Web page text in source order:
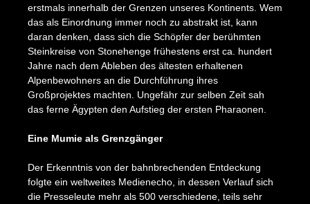
erstmals innerhalb der Grenzen unseres Kontinents. Wem
das als Einordnung immer noch zu abstrakt ist, kann
daran denken, dass sich die Schöpfer der berühmten
Steinkreise von Stonehenge frühestens erst ca. hundert
Jahre nach dem Ableben des ältesten erhaltenen
Alpenbewohners an die Durchführung ihres
Großprojektes machten. Ungefähr zur selben Zeit sah
das ferne Ägypten den Aufstieg der ersten Pharaonen.
Eine Mumie als Grenzgänger
Der Erkenntnis von der bahnbrechenden Entdeckung
folgte ein weltweites Medienecho, in dessen Verlauf sich
die Presseleute mehr als 500 verschiedene, teils sehr